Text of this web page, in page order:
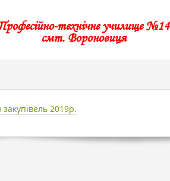
технічне училище №14
смт. Вороновиця
2019р.